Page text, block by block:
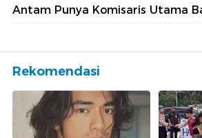
Antam Punya Komisaris Utama
Rekomendasi